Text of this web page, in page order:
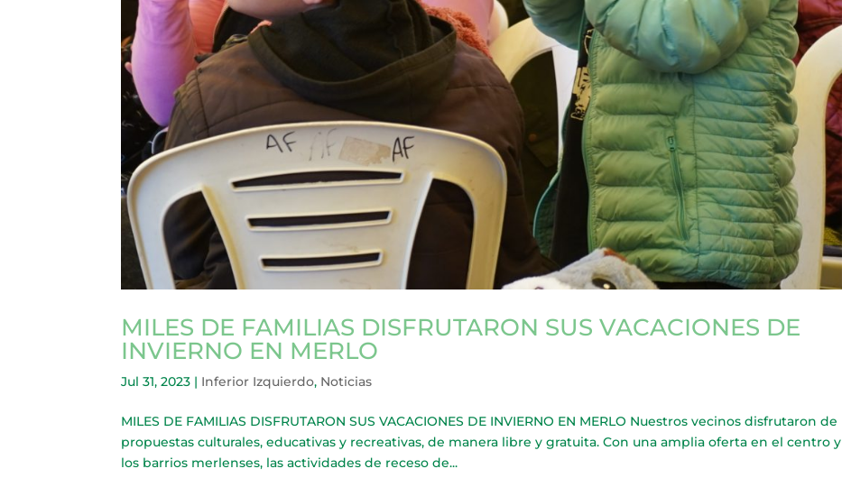
MILES DE FAMILIAS DISFRUTARON SUS VACACIONES DE
INVIERNO EN MERLO
Jul 31, 2023 | Inferior Izquierdo, Noticias
MILES DE FAMILIAS DISFRUTARON SUS VACACIONES DE INVIERNO EN MERLO Nuestros vecinos disfrutaron de
propuestas culturales, educativas y recreativas, de manera libre y gratuita. Con una amplia oferta en el centro y
los barrios merlenses, las actividades de receso de...